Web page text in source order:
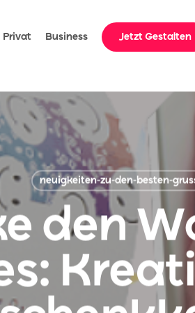
Privat Business Jetzt Gestalten
neuigkeiten-zu-den-besten-
den